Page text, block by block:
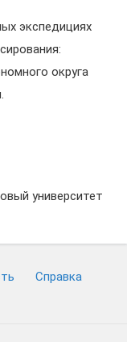
экспедициях
округа
университет
Cправка